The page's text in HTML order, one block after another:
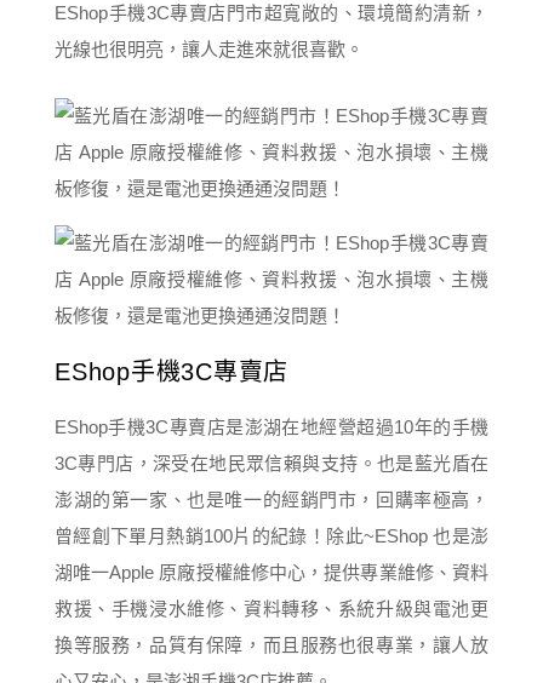
EShop手機3C專賣店門市超寬敞的、環境簡約清新，
光線也很明亮，讓人走進來就很喜歡。
EShop手機3C專賣店
EShop手機3C專賣店是澎湖在地經營超過10年的手機
3C專門店，深受在地民眾信賴與支持。也是藍光盾在
澎湖的第一家、也是唯一的經銷門市，回購率極高，
曾經創下單月熱銷100片的紀錄！除此~EShop 也是澎
湖唯一Apple 原廠授權維修中心，提供專業維修、資料
救援、手機浸水維修、資料轉移、系統升級與電池更
換等服務，品質有保障，而且服務也很專業，讓人放